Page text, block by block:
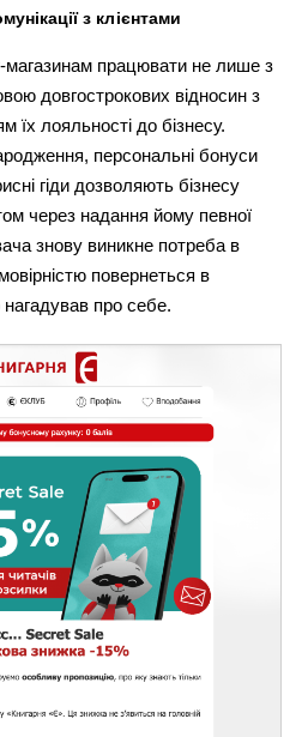
з клієнтами
магазинам працювати не лише з
довгострокових відносин з
їх лояльності до бізнесу.
персональні бонуси
гіди дозволяють бізнесу
через надання йому певної
знову виникне потреба в
повернеться в
про себе.